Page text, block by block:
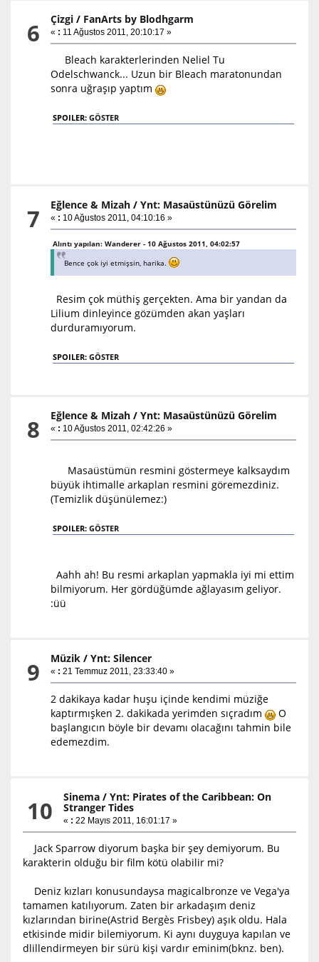
6 Çizgi / FanArts by Blodhgarm
« : 11 Ağustos 2011, 20:10:17 »
Bleach karakterlerinden Neliel Tu
Odelschwanck... Uzun bir Bleach maratonundan
sonra uğraşıp yaptım
SPOILER:GÖSTER
7 Eğlence & Mizah /Ynt: Masaüstünüzü Görelim
« : 10 Ağustos 2011, 04:10:16 »
Alıntı yapılan: Wanderer - 10 Ağustos 2011, 04:02:57
Bence çok iyi etmişsin, harika.
Resim çok müthiş gerçekten. Ama bir yandan da
Lilium dinleyince gözümden akan yaşları
durduramıyorum.
SPOILER:GÖSTER
8 Eğlence & Mizah /Ynt: Masaüstünüzü Görelim
« : 10 Ağustos 2011, 02:42:26 »
Masaüstümün resmini göstermeye kalksaydım
büyük ihtimalle arkaplan resmini göremezdiniz.
(Temizlik düşünülemez:)
SPOILER:GÖSTER
Aahh ah! Bu resmi arkaplan yapmakla iyi mi ettim
bilmiyorum. Her gördüğümde ağlayasım geliyor.
:üü
9 Müzik /Ynt: Silencer
« : 21 Temmuz 2011, 23:33:40 »
2 dakikaya kadar huşu içinde kendimi müziğe
kaptırmışken 2. dakikada yerimden sıçradım
O
başlangıcın böyle bir devamı olacağını tahmin bile
edemezdim.
10 Sinema /Ynt: Pirates of the Caribbean: On
Stranger Tides
« : 22 Mayıs 2011, 16:01:17 »
Jack Sparrow diyorum başka bir şey demiyorum. Bu
karakterin olduğu bir film kötü olabilir mi?
Deniz kızları konusundaysa magicalbronze ve Vega'ya
tamamen katılıyorum. Zaten bir arkadaşım deniz
kızlarından birine(Astrid Bergès Frisbey) aşık oldu. Hala
etkisinde midir bilemiyorum. Ki aynı duyguya kapılan ve
dlillendirmeyen bir sürü kişi vardır eminim(bknz. ben).